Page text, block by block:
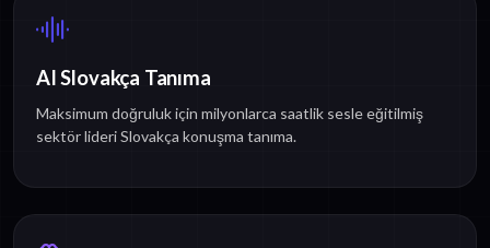
AI Slovakça Tanıma
Maksimum doğruluk için milyonlarca saatlik sesle eğitilmiş
sektör lideri Slovakça konuşma tanıma.